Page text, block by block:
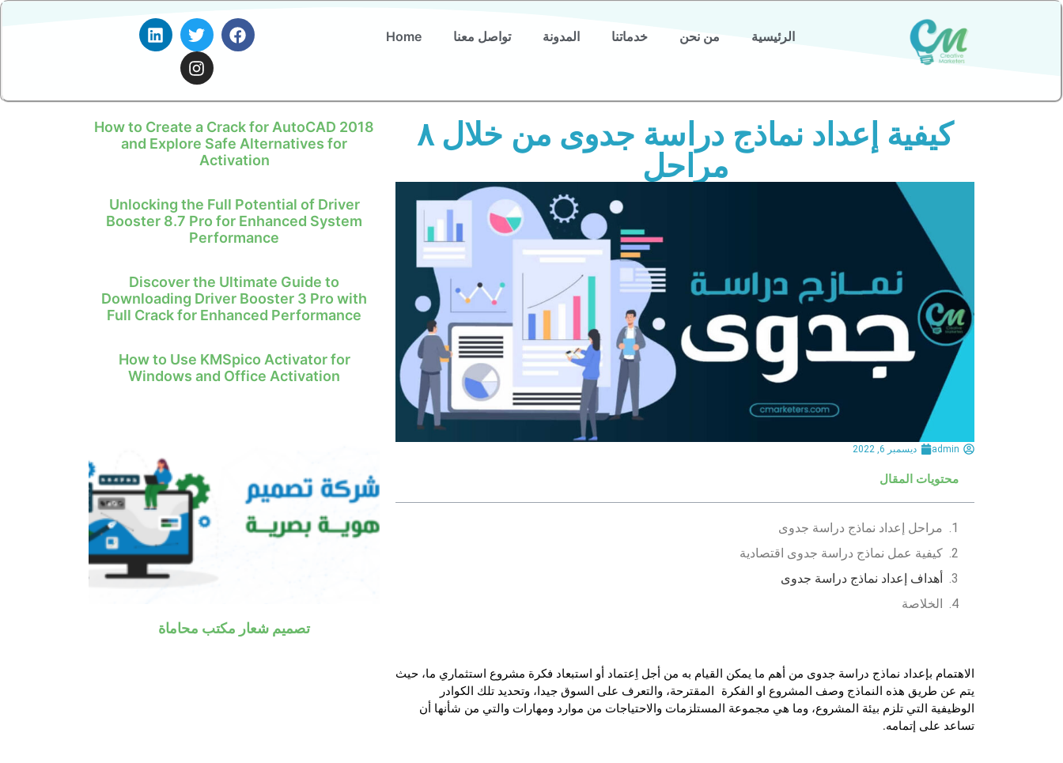
الرئيسية من نحن خدماتنا المدونة تواصل معنا Home
كيفية إعداد نماذج دراسة جدوى من خلال ٨
مراحل
admin ديسمبر 6, 2022
محتويات المقال
مراحل إعداد نماذج دراسة جدوى
كيفية عمل نماذج دراسة جدوى اقتصادية
أهداف إعداد نماذج دراسة جدوى
الخلاصة
الاهتمام بإعداد نماذج دراسة جدوى من أهم ما يمكن القيام به من أجل اِعتماد أو استبعاد فكرة مشروع استثماري ما، حيث
يتم عن طريق هذه النماذج وصف المشروع او الفكرة المقترحة، والتعرف على السوق جيدا، وتحديد تلك الكوادر
الوظيفية التي تلزم بيئة المشروع، وما هي مجموعة المستلزمات والاحتياجات من موارد ومهارات والتي من شأنها أن
تساعد على إتمامه.
How to Create a Crack for AutoCAD 2018
and Explore Safe Alternatives for
Activation
Unlocking the Full Potential of Driver
Booster 8.7 Pro for Enhanced System
Performance
Discover the Ultimate Guide to
Downloading Driver Booster 3 Pro with
Full Crack for Enhanced Performance
How to Use KMSpico Activator for
Windows and Office Activation
تصميم شعار مكتب محاماة